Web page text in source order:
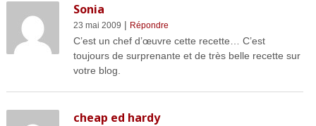
Sonia
23 mai 2009 | Répondre
C’est un chef d’œuvre cette recette… C’est
toujours de surprenante et de très belle recette sur
votre blog.
cheap ed hardy